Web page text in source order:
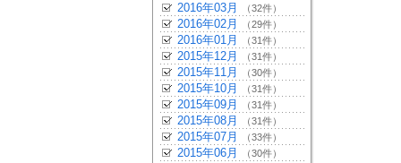
2016年03月 （32件）
2016年02月 （29件）
2016年01月 （31件）
2015年12月 （31件）
2015年11月 （30件）
2015年10月 （31件）
2015年09月 （31件）
2015年08月 （31件）
2015年07月 （33件）
2015年06月 （30件）